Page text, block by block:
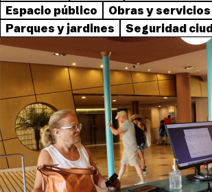
Espacio público
Obras y servicios
Parques y jardines
Seguridad